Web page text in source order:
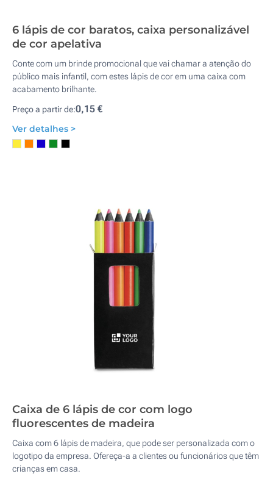
6 lápis de cor baratos, caixa personalizável
de cor apelativa
Conte com um brinde promocional que vai chamar a atenção do
público mais infantil, com estes lápis de cor em uma caixa com
acabamento brilhante.
Preço a partir de:0,15 €
Ver detalhes >
Caixa de 6 lápis de cor com logo
fluorescentes de madeira
Caixa com 6 lápis de madeira, que pode ser personalizada com o
logotipo da empresa. Ofereça-a a clientes ou funcionários que têm
crianças em casa.